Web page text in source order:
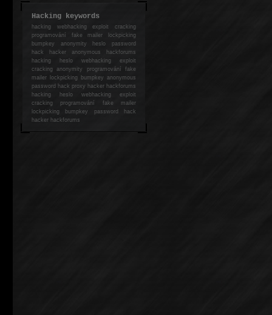
Hacking keywords
hackingwebhacking exploit cracking
programování fake mailer lockpicking
bumpkey anonymity heslo password
hackhacker anonymous hackforums
hackingheslo webhacking exploit
cracking anonymity programování fake
mailer lockpicking bumpkey anonymous
password hack proxy hacker hackforums
hacking heslo webhacking exploit
cracking programování fake mailer
lockpicking bumpkey password hack
hackerhackforums